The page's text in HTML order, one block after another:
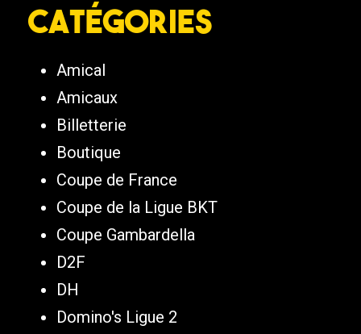
Catégories
Amical
Amicaux
Billetterie
Boutique
Coupe de France
Coupe de la Ligue BKT
Coupe Gambardella
D2F
DH
Domino's Ligue 2